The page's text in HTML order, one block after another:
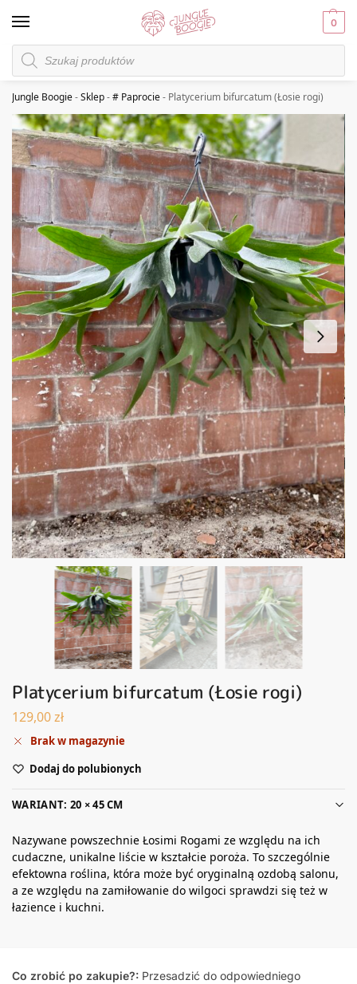
0
Jungle Boogie-Sklep-# Paprocie- Platycerium bifurcatum (Łosie rogi)
Platycerium bifurcatum (Łosie rogi)
129,00zł
Brak w magazynie
Dodaj do polubionych
WARIANT: 20 × 45 CM
Nazywane powszechnie Łosimi Rogami ze względu na ich
cudaczne, unikalne liście w kształcie poroża. To szczególnie
efektowna roślina, która może być oryginalną ozdobą salonu,
a ze względu na zamiłowanie do wilgoci sprawdzi się też w
łazience i kuchni.
Co zrobić po zakupie?: Przesadzić do odpowiedniego